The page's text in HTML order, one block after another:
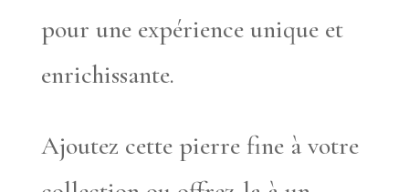
pour une expérience unique et
enrichissante.
Ajoutez cette pierre fine à votre